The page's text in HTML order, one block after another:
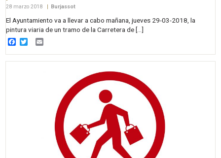
28 marzo 2018 | Burjassot
El Ayuntamiento va a llevar a cabo mañana, jueves 29-03-2018, la
pintura viaria de un tramo de la Carretera de […]
Facebook
Twitter